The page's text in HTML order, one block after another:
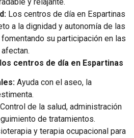
Los centros de día en Espartinas
a la dignidad y autonomía de las
su participación en las
centros de día en Espartinas
Ayuda con el aseo, la
Control de la salud, administración
de tratamientos.
y terapia ocupacional para